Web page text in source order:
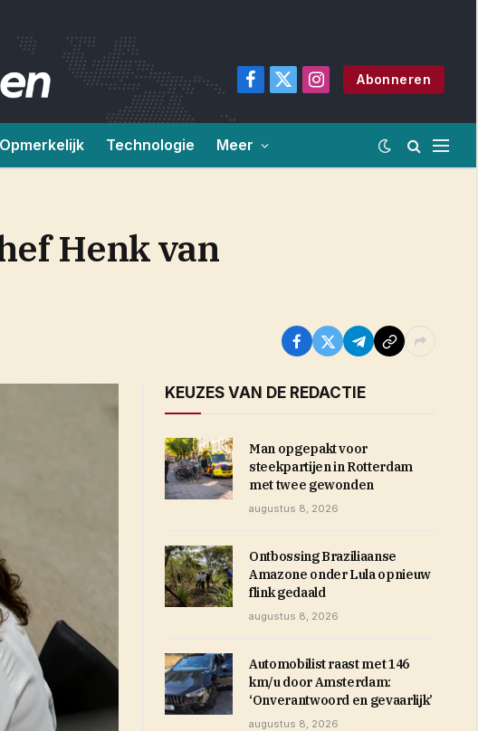
Facebook
X
Instagram
Abonneren
Opmerkelijk Technologie Meer
Henk van
KEUZES VAN DE REDACTIE
Man opgepakt voor
steekpartijen in Rotterdam
met twee gewonden
augustus 8, 2026
Ontbossing Braziliaanse
Amazone onder Lula opnieuw
flink gedaald
augustus 8, 2026
Automobilist raast met 146
km/u door Amsterdam:
‘Onverantwoord en gevaarlijk’
augustus 8, 2026